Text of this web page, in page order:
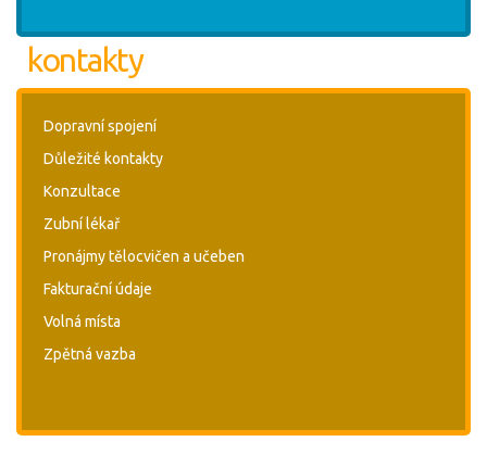
kontakty
Dopravní spojení
Důležité kontakty
Konzultace
Zubní lékař
Pronájmy tělocvičen a učeben
Fakturační údaje
Volná místa
Zpětná vazba